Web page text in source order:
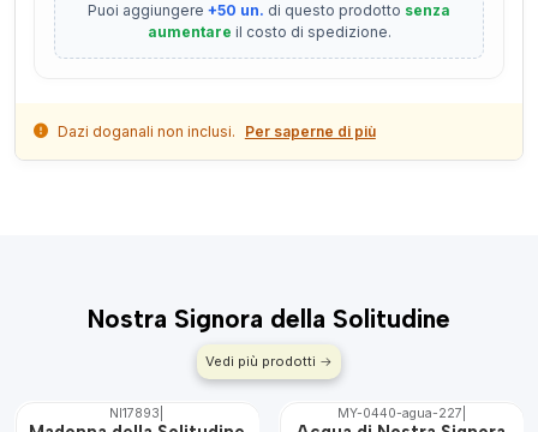
Puoi aggiungere +50 un. di questo prodotto senza
aumentare il costo di spedizione.
Dazi doganali non inclusi. Per saperne di più
Nostra Signora della Solitudine
Vedi più prodotti
Non disponibile
NI17893
🇵🇹
MY-0440-agua-227